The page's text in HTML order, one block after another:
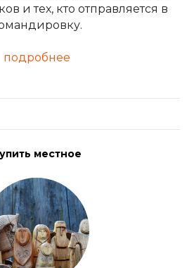
и тех, кто отправляется в
подробнее
местное